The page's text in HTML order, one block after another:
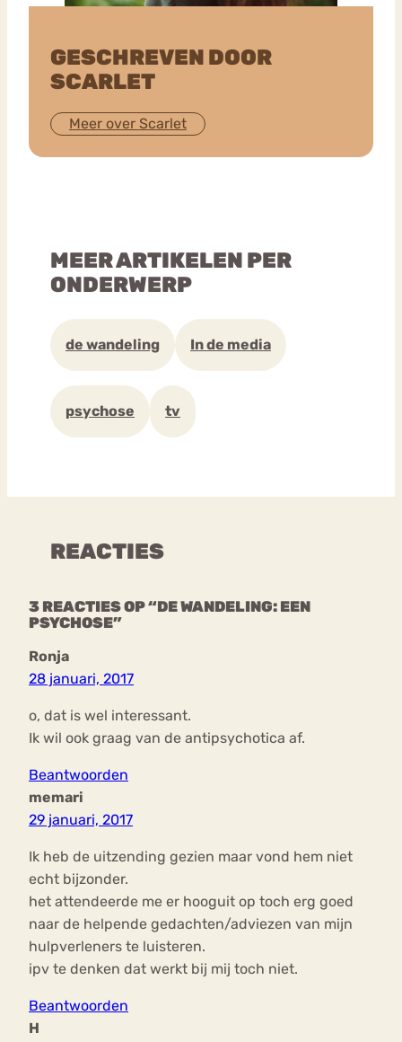
GESCHREVEN DOOR
SCARLET
Meer over Scarlet
MEER ARTIKELEN PER
ONDERWERP
de wandeling In de media
psychose tv
REACTIES
3 REACTIES OP “DE WANDELING: EEN
PSYCHOSE”
Ronja
28 januari, 2017
o, dat is wel interessant.
Ik wil ook graag van de antipsychotica af.
Beantwoorden
memari
29 januari, 2017
Ik heb de uitzending gezien maar vond hem niet
echt bijzonder.
het attendeerde me er hooguit op toch erg goed
naar de helpende gedachten/adviezen van mijn
hulpverleners te luisteren.
ipv te denken dat werkt bij mij toch niet.
Beantwoorden
H